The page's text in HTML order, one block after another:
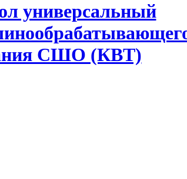
универсальный
СШО (КВТ)